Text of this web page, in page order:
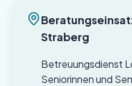
Straberg
Betreuungsdienst
Seniorinnen und